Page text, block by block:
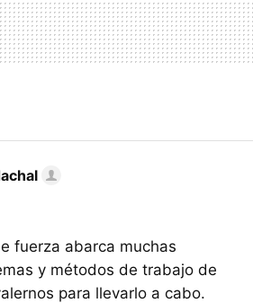
fuerza abarca muchas
y métodos de trabajo de
para llevarlo a cabo.